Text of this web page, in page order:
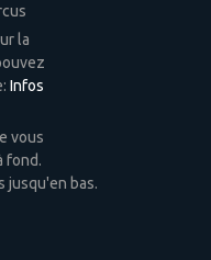
la
Infos
vous
fond.
jusqu'en bas.